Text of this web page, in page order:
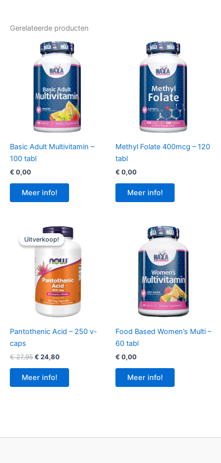
Gerelateerde producten
Basic Adult Multivitamin –
100 tabl
€ 0,00
Meer info!
Methyl Folate 400mcg – 120
tabl
€ 0,00
Meer info!
Uitverkoop!
Uitverkoop!
Pantothenic Acid – 250 v-
caps
€27,95Oorspronkelijke
was:
€ 27,95.
€ 24,80Huidige
Meer info!
Food Based Women’s Multi –
60 tabl
€ 0,00
Meer info!